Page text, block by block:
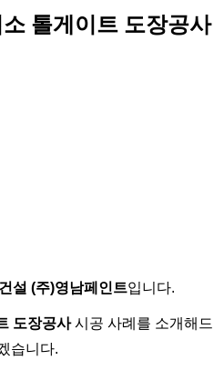
톨게이트 도장공사
설 (주)영남페인트입니다.
도장공사시공 사례를 소개해드
습니다.